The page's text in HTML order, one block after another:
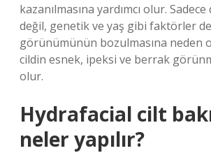
kazanılmasına yardımcı olur.
değil, genetik ve yaş gibi faktörler
görünümünün bozulmasına neden
cildin esnek, ipeksi ve berrak
olur.
Hydrafacial cilt
neler yapılır?